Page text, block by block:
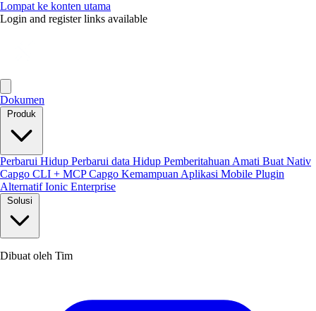
Lompat ke konten utama
Login and register links available
Dokumen
Produk
Perbarui Hidup Perbarui data Hidup Pemberitahuan Amati Buat Nativ
Capgo CLI + MCPCapgo Kemampuan Aplikasi Mobile Plugin
Alternatif Ionic Enterprise
Solusi
Dibuat oleh Tim